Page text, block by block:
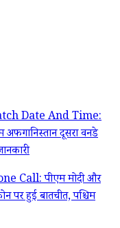
Date And Time:
दूसरा वनडे
Call: पीएम मोदी और
पर हुई बातचीत, पश्चिम